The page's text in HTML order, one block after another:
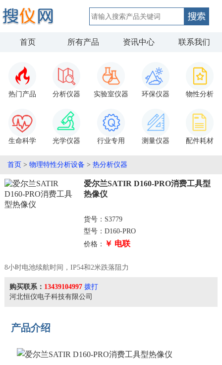
首页 所有产品 资讯中心 联系我们
热门产品 分析仪器 实验室仪器 环保仪器 物性分析
生命科学 光学仪器 行业专用 测量仪器 配件耗材
首页 > 物理特性分析设备 > 热分析仪器
爱尔兰SATIR D160-PRO消费工具型
热像仪
货号：S3779
型号：D160-PRO
价格： ￥ 电联
8小时电池续航时间，IP54和2米跌落阻力
购买联系： 13439104997 拨打
河北恒仪电子科技有限公司
产品介绍